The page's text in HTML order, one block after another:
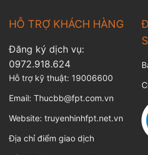
HỖ TRỢ KHÁCH HÀNG
Đăng ký dịch vụ:
0972.918.624
Hỗ trợ kỹ thuật: 19006600
Email: Thucbb@fpt.com.vn
Website: truyenhinhfpt.net.vn
Địa chỉ điểm giao dịch